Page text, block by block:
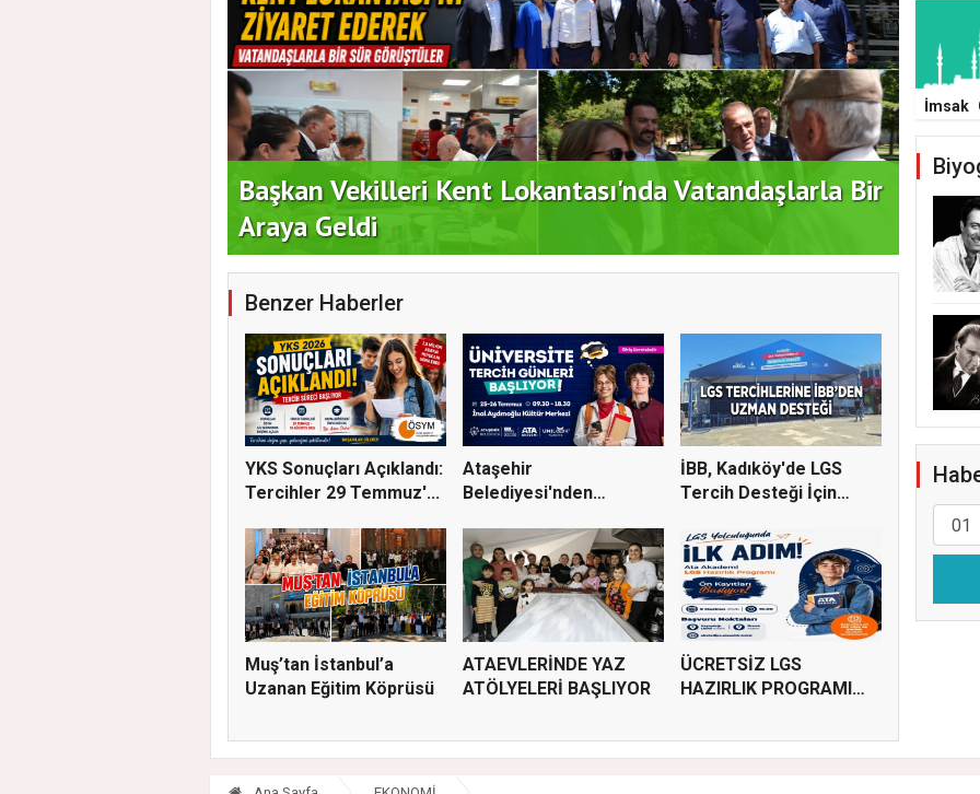
Duran Acar'dan İlk Adım: "Büyük Ataşehir Buluşması"
Benzer Haberler
YKS Sonuçları Açıklandı:
Tercihler 29 Temmuz'...
Ataşehir
Belediyesi'nden
İBB, Kadıköy'de LGS
Tercih Desteği İçin
Muş’tan İstanbul’a
Uzanan Eğitim Köprüsü
ATAEVLERİNDE YAZ
ATÖLYELERİ BAŞLIYOR
ÜCRETSİZ LGS
HAZIRLIK PROGRAMI
İmsak